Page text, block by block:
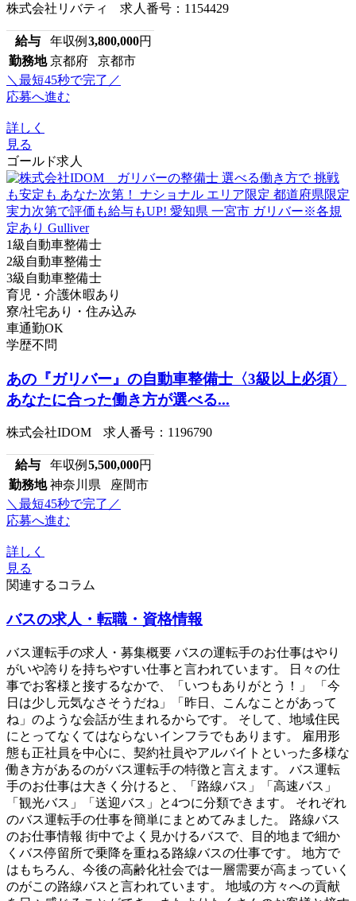
株式会社リバティ 求人番号：1154429
給与 年収例 3,800,000円
勤務地 京都府 京都市
＼最短45秒で完了／
応募へ進む
詳しく
見る
ゴールド求人
1級自動車整備士
2級自動車整備士
3級自動車整備士
育児・介護休暇あり
寮/社宅あり・住み込み
車通勤OK
学歴不問
あの『ガリバー』の自動車整備士〈3級以上必須〉
あなたに合った働き方が選べる...
株式会社IDOM 求人番号：1196790
給与 年収例 5,500,000円
勤務地 神奈川県 座間市
＼最短45秒で完了／
応募へ進む
詳しく
見る
関連するコラム
バスの求人・転職・資格情報
バス運転手の求人・募集概要 バスの運転手のお仕事はやり
がいや誇りを持ちやすい仕事と言われています。 日々の仕
事でお客様と接するなかで、「いつもありがとう！」 「今
日は少し元気なさそうだね」「昨日、こんなことがあって
ね」のような会話が生まれるからです。 そして、地域住民
にとってなくてはならないインフラでもあります。 雇用形
態も正社員を中心に、契約社員やアルバイトといった多様な
働き方があるのがバス運転手の特徴と言えます。 バス運転
手のお仕事は大きく分けると、「路線バス」「高速バス」
「観光バス」「送迎バス」と4つに分類できます。 それぞれ
のバス運転手の仕事を簡単にまとめてみました。 路線バス
のお仕事情報 街中でよく見かけるバスで、目的地まで細か
くバス停留所で乗降を重ねる路線バスの仕事です。 地方で
はもちろん、今後の高齢化社会では一層需要が高まっていく
のがこの路線バスと言われています。 地域の方々への貢献